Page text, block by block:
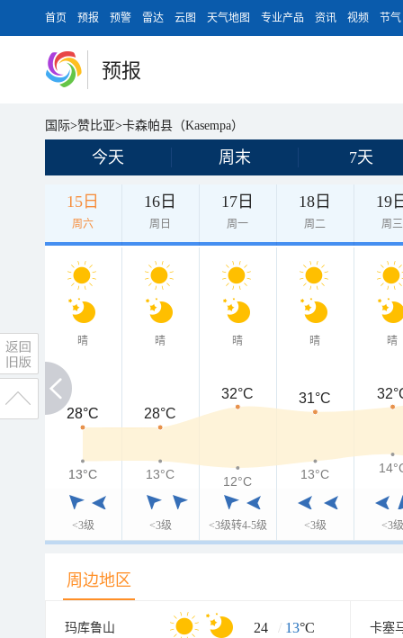
首页 预报 预警 雷达 云图 天气地图 专业产品 资讯 视频 节气
预报
国际>赞比亚>卡森帕县（Kasempa）
今天 周末 7天
15日
周六
16日
周日
17日
周一
18日
周二
19
周三
晴
<3级
晴
<3级
晴
<3级转4-5级
晴
<3级
晴
<3级
28°C
28°C 28°C
32°C 31°C
13°C
13°C 13°C 12°C 13°C
周边地区
玛库鲁山 24 / 13°C 卡塞